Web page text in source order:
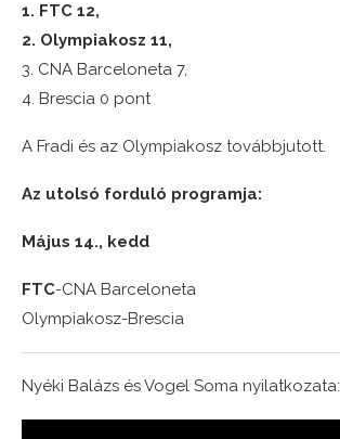
1. FTC 12,
2. Olympiakosz 11,
3. CNA Barceloneta 7,
4. Brescia 0 pont
A Fradi és az Olympiakosz továbbjutott.
Az utolsó forduló programja:
Május 14., kedd
FTC-CNA Barceloneta
Olympiakosz-Brescia
Nyéki Balázs és Vogel Soma nyilatkozata: